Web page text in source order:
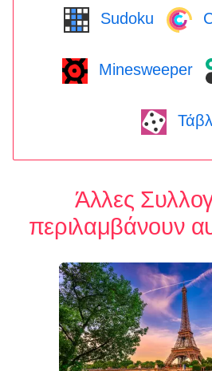
Sudoku
Minesweeper
Άλλες
περιλαμβάνουν